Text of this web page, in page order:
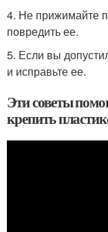
4. Не прижимайте
повредить ее.
5. Если вы
и исправьте ее.
Эти советы
крепить